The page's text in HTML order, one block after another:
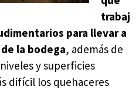
trabaj
para llevar a
la bodega, además de
y superficies
difícil los quehaceres